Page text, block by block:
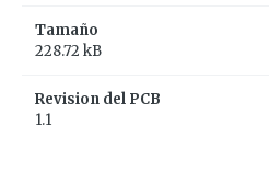
Tamaño
228.72 kB
Revision del PCB
1.1